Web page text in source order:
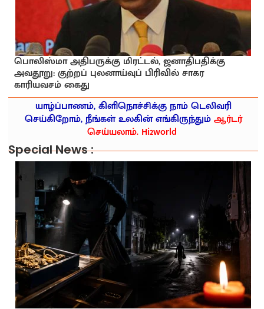
பொலிஸ்மா அதிபருக்கு மிரட்டல், ஜனாதிபதிக்கு
அவதூறு: குற்றப் புலனாய்வுப் பிரிவில் சாகர
காரியவசம் கைது
யாழ்ப்பாணம், கிளிநொச்சிக்கு நாம் டெலிவரி
செய்கிறோம், நீங்கள் உலகின் எங்கிருந்தும்ஆர்டர்
செய்யலாம். Hi2world
Special News :